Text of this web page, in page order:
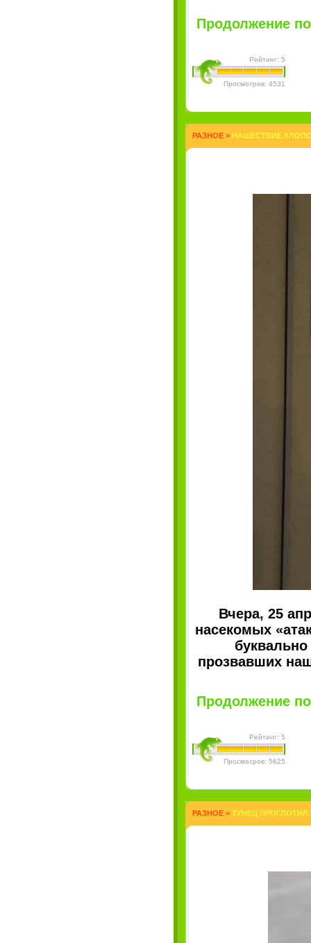
Продолжение
Рейтинг: 5
Просмотров: 4531
РАЗНОЕ > НАШЕСТВИЕ
Вчера, 25
насекомых
прозвавших
Продолжение
Рейтинг: 5
Просмотров: 5625
РАЗНОЕ > ТУНЕЦ